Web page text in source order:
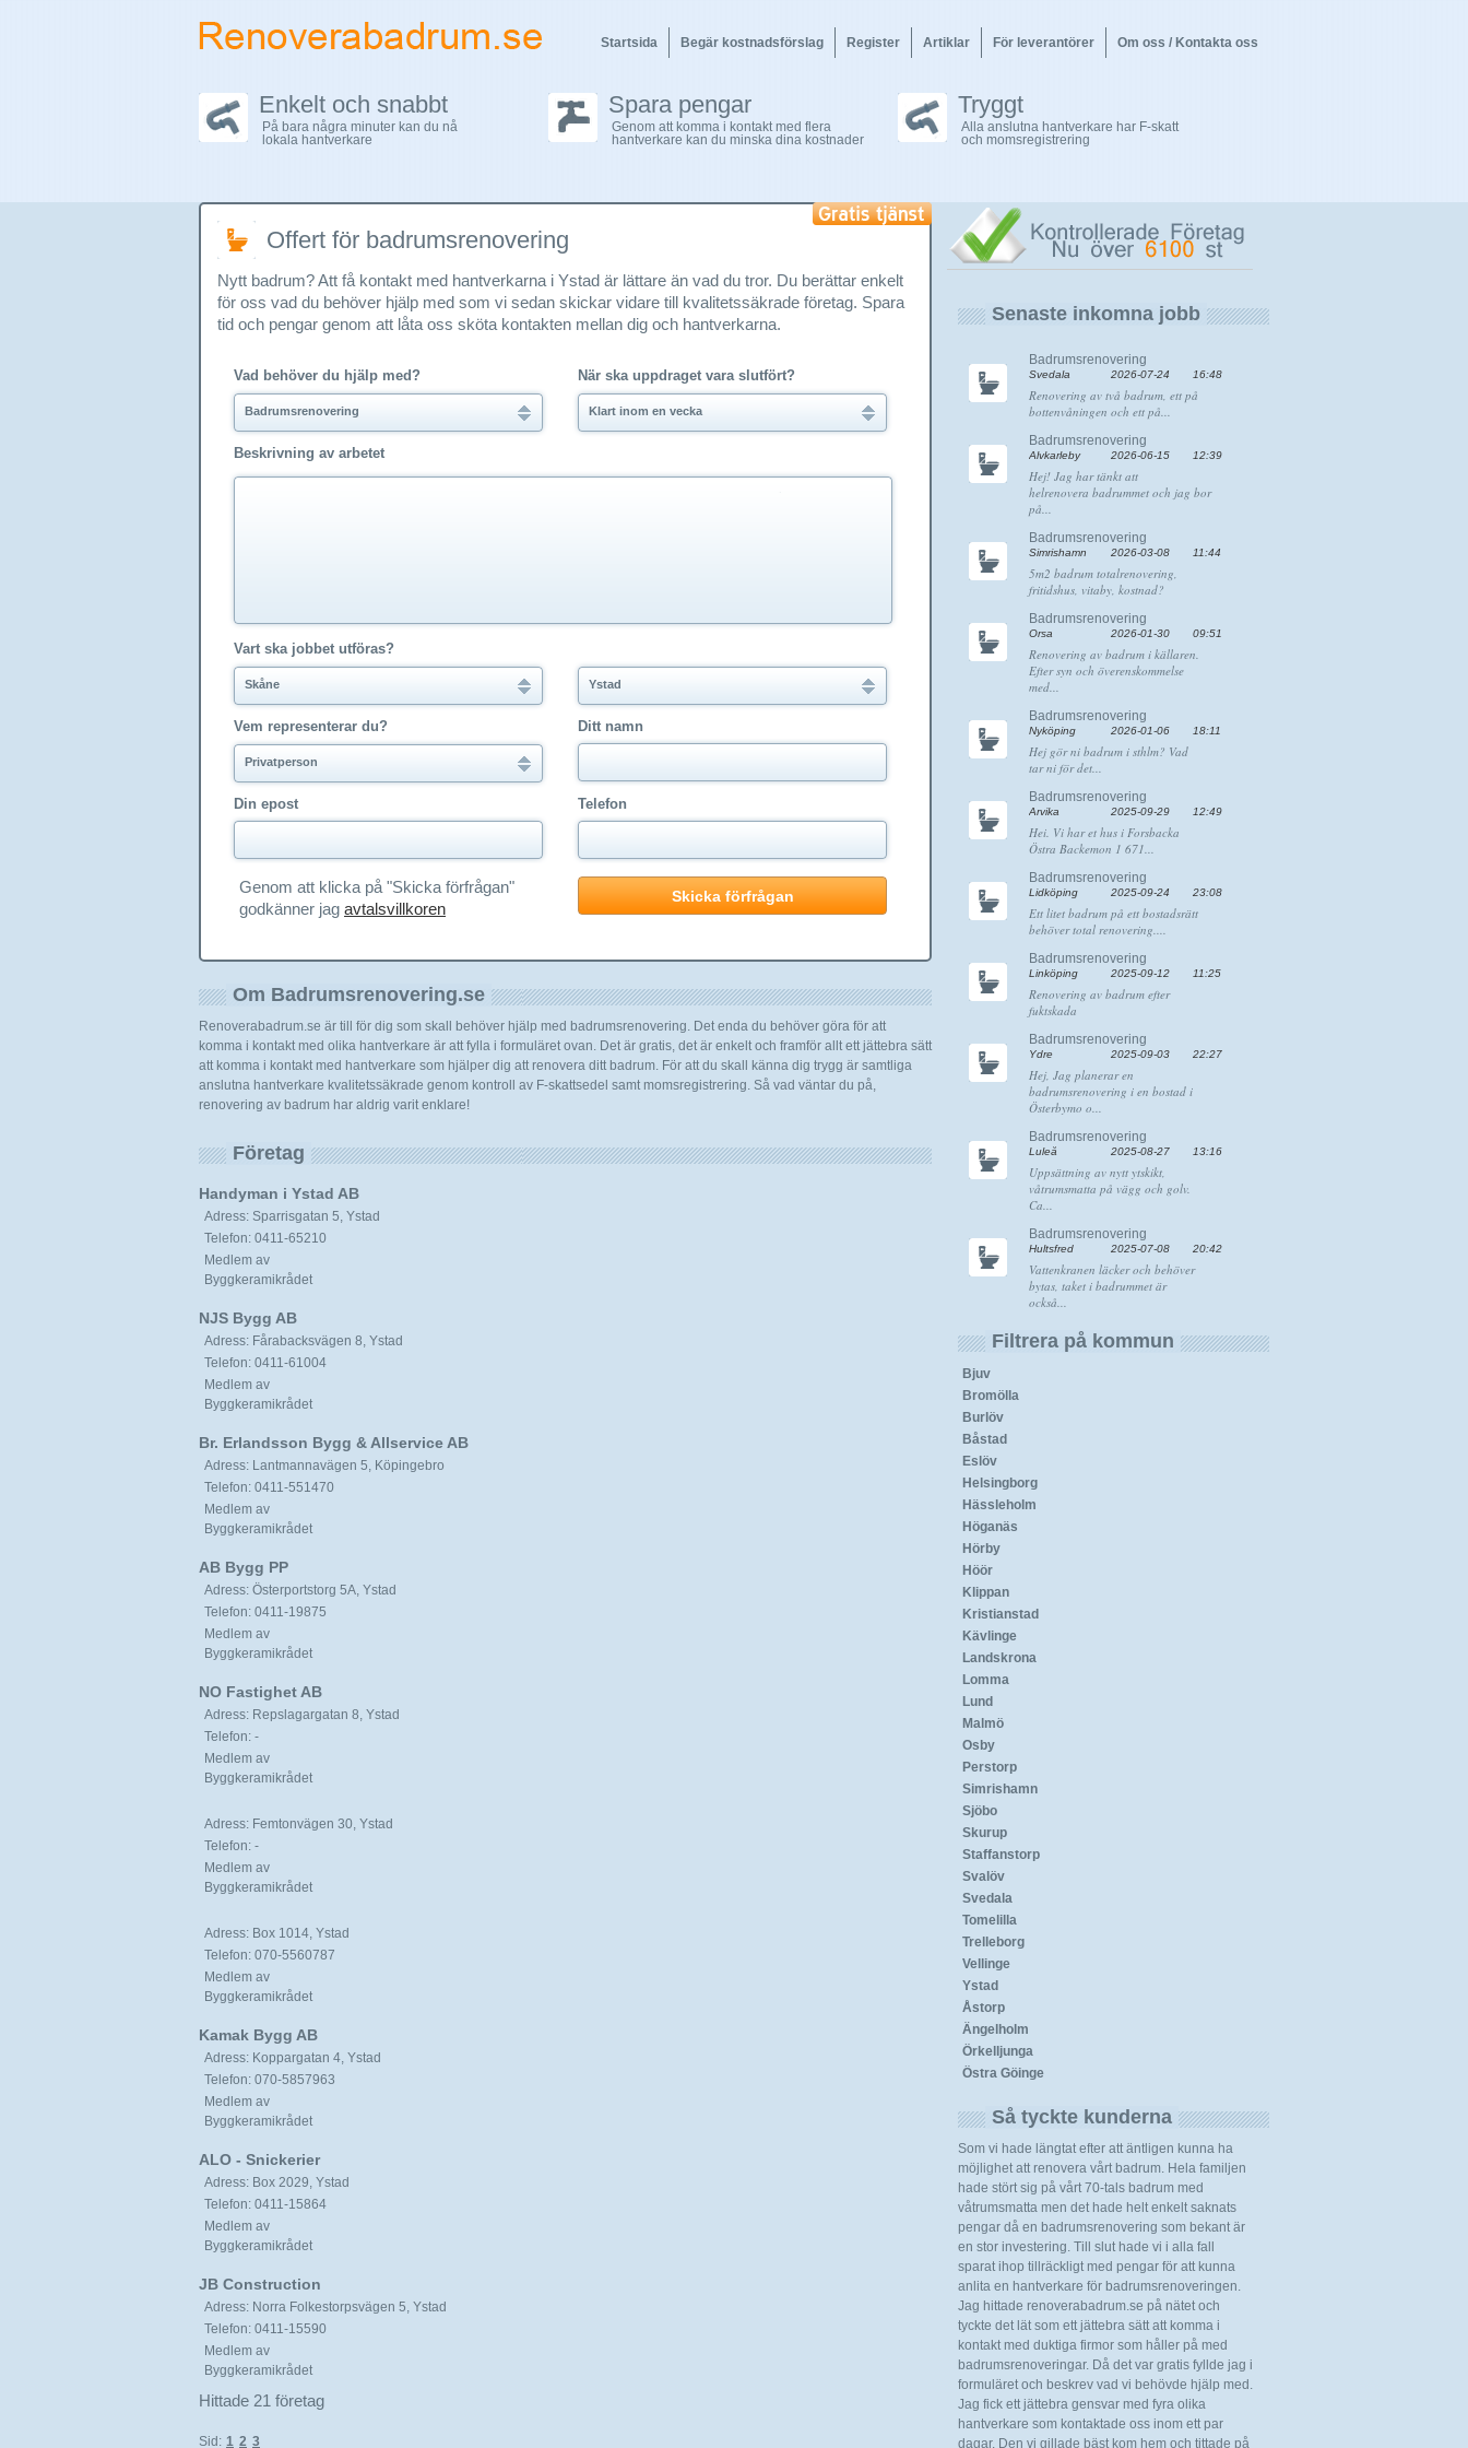
Startsida Begär kostnadsförslag Register Artiklar För leverantörer Om oss / Kontakta oss
Enkelt och snabbt
På bara några minuter kan du nå
lokala hantverkare
Spara pengar
Genom att komma i kontakt med flera
hantverkare kan du minska dina kostnader
Tryggt
Alla anslutna hantverkare har F-skatt
och momsregistrering
Offert för badrumsrenovering
Nytt badrum? Att få kontakt med hantverkarna i Ystad är lättare än vad du tror. Du berättar enkelt
för oss vad du behöver hjälp med som vi sedan skickar vidare till kvalitetssäkrade företag. Spara
tid och pengar genom att låta oss sköta kontakten mellan dig och hantverkarna.
Vad behöver du hjälp med?
Badrumsrenovering
När ska uppdraget vara slutfört?
Klart inom en vecka
Beskrivning av arbetet
Vart ska jobbet utföras?
Skåne Ystad
Vem representerar du?
Privatperson
Ditt namn
Din epost Telefon
Genom att klicka på "Skicka förfrågan"
godkänner jag avtalsvillkoren
Om Badrumsrenovering.se
Renoverabadrum.se är till för dig som skall behöver hjälp med badrumsrenovering. Det enda du behöver göra för att
komma i kontakt med olika hantverkare är att fylla i formuläret ovan. Det är gratis, det är enkelt och framför allt ett jättebra sätt
att komma i kontakt med hantverkare som hjälper dig att renovera ditt badrum. För att du skall känna dig trygg är samtliga
anslutna hantverkare kvalitetssäkrade genom kontroll av F-skattsedel samt momsregistrering. Så vad väntar du på,
renovering av badrum har aldrig varit enklare!
Företag
Handyman i Ystad AB
Adress: Sparrisgatan 5, Ystad
Telefon: 0411-65210
Medlem av
Byggkeramikrådet
NJS Bygg AB
Adress: Fårabacksvägen 8, Ystad
Telefon: 0411-61004
Medlem av
Byggkeramikrådet
Br. Erlandsson Bygg & Allservice AB
Adress: Lantmannavägen 5, Köpingebro
Telefon: 0411-551470
Medlem av
Byggkeramikrådet
AB Bygg PP
Adress: Österportstorg 5A, Ystad
Telefon: 0411-19875
Medlem av
Byggkeramikrådet
NO Fastighet AB
Adress: Repslagargatan 8, Ystad
Telefon: -
Medlem av
Byggkeramikrådet
Adress: Femtonvägen 30, Ystad
Telefon: -
Medlem av
Byggkeramikrådet
Adress: Box 1014, Ystad
Telefon: 070-5560787
Medlem av
Byggkeramikrådet
Kamak Bygg AB
Adress: Koppargatan 4, Ystad
Telefon: 070-5857963
Medlem av
Byggkeramikrådet
ALO - Snickerier
Adress: Box 2029, Ystad
Telefon: 0411-15864
Medlem av
Byggkeramikrådet
JB Construction
Adress: Norra Folkestorpsvägen 5, Ystad
Telefon: 0411-15590
Medlem av
Byggkeramikrådet
Hittade 21 företag
Sid: 1 2 3
Senaste inkomna jobb
Badrumsrenovering
Svedala 2026-07-24 16:48
Renovering av två badrum, ett på
bottenvåningen och ett på...
Badrumsrenovering
Älvkarleby 2026-06-15 12:39
Hej! Jag har tänkt att
helrenovera badrummet och jag bor
på...
Badrumsrenovering
Simrishamn 2026-03-08 11:44
5m2 badrum totalrenovering,
fritidshus, vitaby, kostnad?
Badrumsrenovering
Orsa 2026-01-30 09:51
Renovering av badrum i källaren.
Efter syn och överenskommelse
med...
Badrumsrenovering
Nyköping 2026-01-06 18:11
Hej gör ni badrum i sthlm? Vad
tar ni för det...
Badrumsrenovering
Arvika 2025-09-29 12:49
Hei. Vi har et hus i Forsbacka
Östra Backemon 1 671...
Badrumsrenovering
Lidköping 2025-09-24 23:08
Ett litet badrum på ett bostadsrätt
behöver total renovering....
Badrumsrenovering
Linköping 2025-09-12 11:25
Renovering av badrum efter
fuktskada
Badrumsrenovering
Ydre 2025-09-03 22:27
Hej, Jag planerar en
badrumsrenovering i en bostad i
Österbymo o...
Badrumsrenovering
Luleå 2025-08-27 13:16
Uppsättning av nytt ytskikt,
våtrumsmatta på vägg och golv.
Ca...
Badrumsrenovering
Hultsfred 2025-07-08 20:42
Vattenkranen läcker och behöver
bytas, taket i badrummet är
också...
Filtrera på kommun
Bjuv
Bromölla
Burlöv
Båstad
Eslöv
Helsingborg
Hässleholm
Höganäs
Hörby
Höör
Klippan
Kristianstad
Kävlinge
Landskrona
Lomma
Lund
Malmö
Osby
Perstorp
Simrishamn
Sjöbo
Skurup
Staffanstorp
Svalöv
Svedala
Tomelilla
Trelleborg
Vellinge
Ystad
Åstorp
Ängelholm
Örkelljunga
Östra Göinge
Så tyckte kunderna
Som vi hade längtat efter att äntligen kunna ha
möjlighet att renovera vårt badrum. Hela familjen
hade stört sig på vårt 70-tals badrum med
våtrumsmatta men det hade helt enkelt saknats
pengar då en badrumsrenovering som bekant är
en stor investering. Till slut hade vi i alla fall
sparat ihop tillräckligt med pengar för att kunna
anlita en hantverkare för badrumsrenoveringen.
Jag hittade renoverabadrum.se på nätet och
tyckte det lät som ett jättebra sätt att komma i
kontakt med duktiga firmor som håller på med
badrumsrenoveringar. Då det var gratis fyllde jag i
formuläret och beskrev vad vi behövde hjälp med.
Jag fick ett jättebra gensvar med fyra olika
hantverkare som kontaktade oss inom ett par
dagar. Den vi gillade bäst kom hem och tittade på